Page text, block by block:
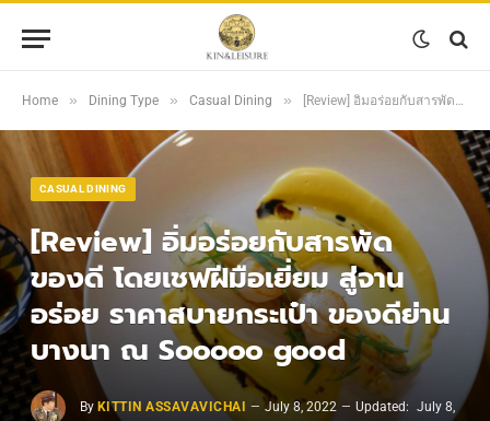
Home » Dining Type » Casual Dining » [Review] อิ่มอร่อยกับสารพัดของดี โดยเชฟฝีมือเยี่ยม สู่จานอร่อย ราคาสบายกระเป๋า ของดีย่านบางนา ณ Sooooo good
CASUAL DINING
[Review] อิ่มอร่อยกับสารพัด
ของดี โดยเชฟฝีมือเยี่ยม สู่จาน
อร่อย ราคาสบายกระเป๋า ของดีย่าน
บางนา ณ Sooooo good
By KITTIN ASSAVAVICHAI July 8, 2022 Updated: July 8,